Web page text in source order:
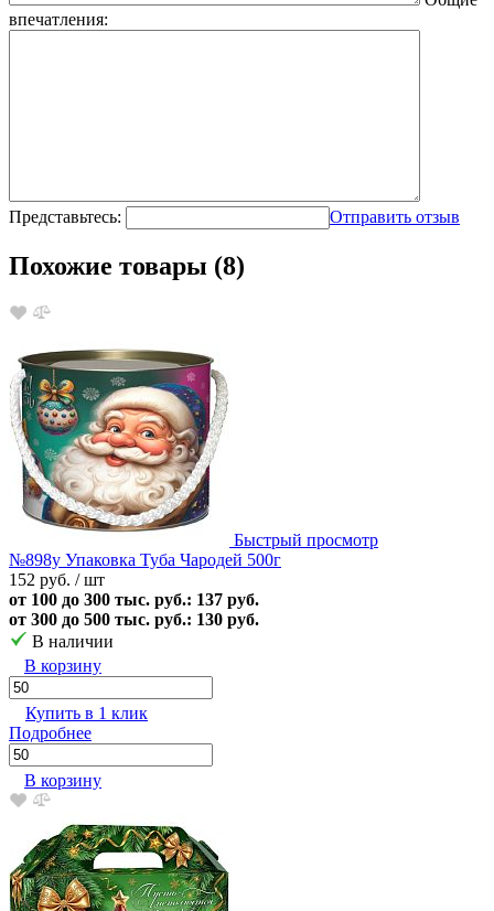
впечатления:
Представьтесь: Отправить отзыв
Похожие товары (8)
Быстрый просмотр
№898у Упаковка Туба Чародей 500г
152 руб. / шт
от 100 до 300 тыс. руб.: 137 руб.
от 300 до 500 тыс. руб.: 130 руб.
В наличии
В корзину
Купить в 1 клик
Подробнее
В корзину